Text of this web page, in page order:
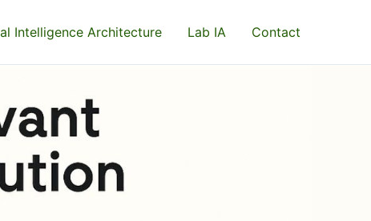
Intelligence Architecture Lab IA Contact